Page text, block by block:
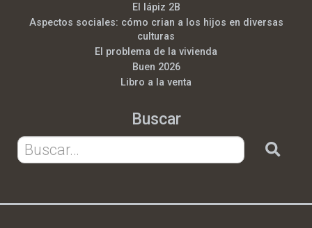
El lápiz 2B
Aspectos sociales: cómo crian a los hijos en diversas
culturas
El problema de la vivienda
Buen 2026
Libro a la venta
Buscar